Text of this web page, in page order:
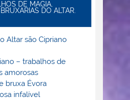
DE MAGIA,
DO ALTAR.
Altar são Cipriano
– trabalhos de
amorosas
bruxa Évora
infalível